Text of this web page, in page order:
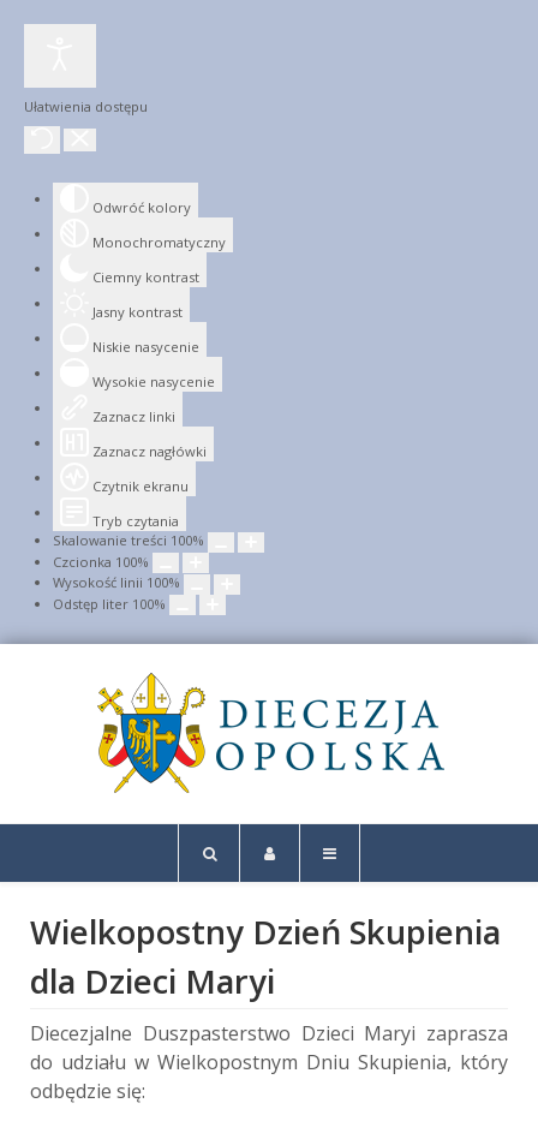
Ułatwienia dostępu
Odwróć kolory
Monochromatyczny
Ciemny kontrast
Jasny kontrast
Niskie nasycenie
Wysokie nasycenie
Zaznacz linki
Zaznacz nagłówki
Czytnik ekranu
Tryb czytania
Skalowanie treści 100%
Czcionka 100%
Wysokość linii 100%
Odstęp liter 100%
Wielkopostny Dzień Skupienia
dla Dzieci Maryi
Diecezjalne Duszpasterstwo Dzieci Maryi zaprasza
do udziału w Wielkopostnym Dniu Skupienia, który
odbędzie się: